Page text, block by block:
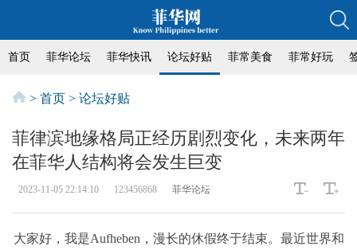
首页 菲华论坛 菲华快讯 论坛好贴 菲常美食 菲常好玩
> 首页 > 论坛好贴
菲律滨地缘格局正经历剧烈变化，未来两年
在菲华人结构将会发生巨变
2023-11-05 22:14:10 123456868 菲华论坛
大家好，我是Aufheben，漫长的休假终于结束。最近世界和